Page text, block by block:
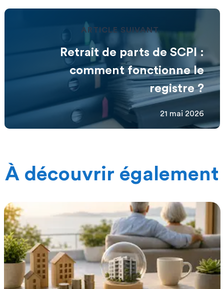
ARTICLE SUIVANT
Retrait de parts de SCPI :
comment fonctionne le
registre ?
21 mai 2026
À découvrir également